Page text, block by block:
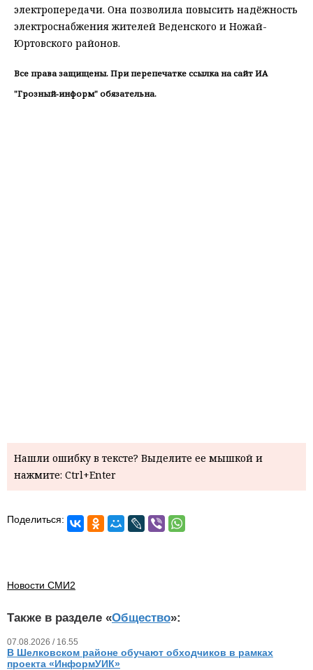
электропередачи. Она позволила повысить надёжность
электроснабжения жителей Веденского и Ножай-
Юртовского районов.
Все права защищены. При перепечатке ссылка на сайт ИА
"Грозный-информ" обязательна.
Нашли ошибку в тексте? Выделите ее мышкой и
нажмите: Ctrl+Enter
Поделиться:
Новости СМИ2
Также в разделе «Общество»:
07.08.2026 / 16.55
В Шелковском районе обучают обходчиков в рамках
проекта «ИнформУИК»